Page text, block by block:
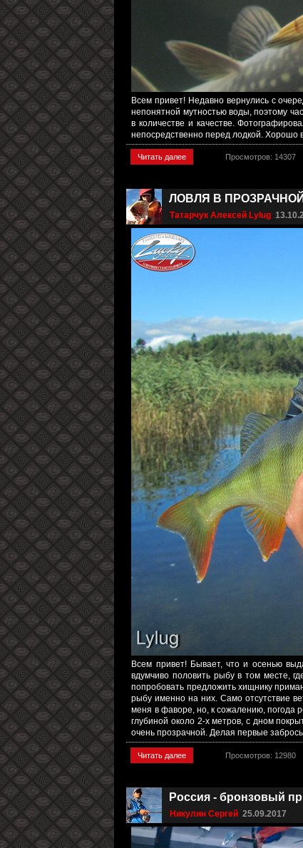
Всем привет! Недавно вернулись с
непонятной мутностью воды, поэтому
в количестве и качестве.
непосредственно перед лодкой. Хорошо
Читать далее Просмотров: 14307
ЛОВЛЯ В
Татарчук Алексей Lylug
Всем привет! Бывает, что и осенью
вдумчиво половить рыбу в том месте,
попробовать предложить хищнику
рыбу именно на них. Само отсутствие
меня в фаворе, но, к сожалению, погода
глубиной около 2-х метров, с дном
очень прозрачной. Делая первые
Читать далее Просмотров: 12980
Россия - бронзовый
Никулин Сергей 25.09.2017